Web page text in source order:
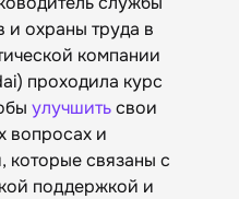
охраны труда в
компании
проходила курс
улучшитьсвои
вопросах и
которые связаны с
поддержкой и